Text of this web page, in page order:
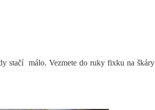
stačí málo. Vezmete do ruky fixku na škáry